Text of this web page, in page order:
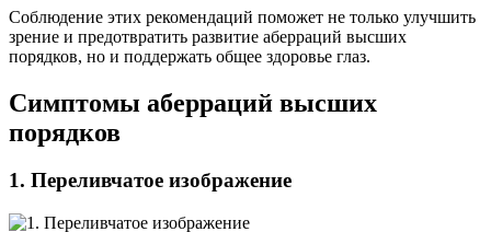
Соблюдение этих рекомендаций поможет не только улучшить
зрение и предотвратить развитие аберраций высших
порядков, но и поддержать общее здоровье глаз.
Симптомы аберраций высших
порядков
1. Переливчатое изображение